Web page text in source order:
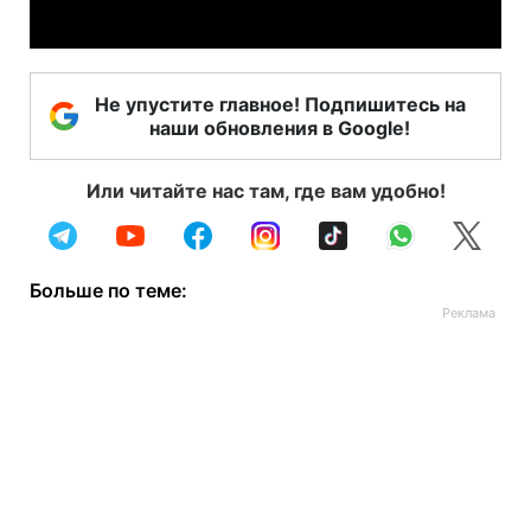
Не упустите главное! Подпишитесь на
наши обновления в Google!
Или читайте нас там, где вам удобно!
Больше по теме: